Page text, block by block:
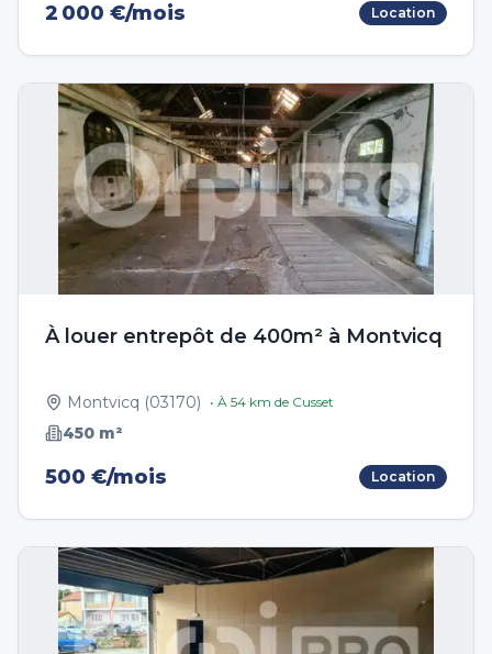
2 000 €/mois Location
À louer entrepôt de 400m² à Montvicq
Montvicq (03170) • À 54 km de Cusset
450 m²
500 €/mois Location